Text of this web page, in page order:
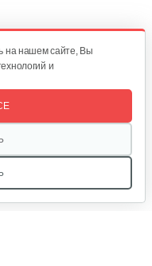
Смотреть
на нашем сайте, Вы
и